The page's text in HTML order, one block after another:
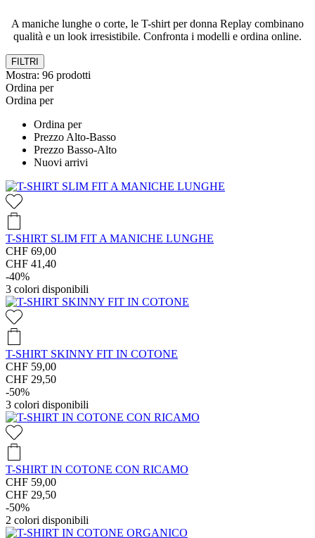
A maniche lunghe o corte, le T-shirt per donna Replay combinano
qualità e un look irresistibile. Confronta i modelli e ordina online.
FILTRI
Mostra: 96 prodotti
Ordina per
Ordina per
Ordina per
Prezzo Alto-Basso
Prezzo Basso-Alto
Nuovi arrivi
T-SHIRT SLIM FIT A MANICHE LUNGHE
CHF 69,00
CHF 41,40
-40%
3 colori disponibili
T-SHIRT SKINNY FIT IN COTONE
CHF 59,00
CHF 29,50
-50%
3 colori disponibili
T-SHIRT IN COTONE CON RICAMO
CHF 59,00
CHF 29,50
-50%
2 colori disponibili